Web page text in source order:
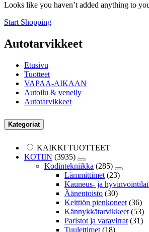
Looks like you haven’t added anything to
Start Shopping
Autotarvikkeet
Etusivu
Tuotteet
VAPAA-AIKAAN
Autoilu & veneily
Autotarvikkeet
Kategoriat
KAIKKI TUOTTEET
KOTIIN (3935)
Kodintekniikka (285)
Lämmittimet (23)
Kauneus- ja
Äänentoisto (30)
Keittiön pienkoneet (36)
Kännykkätarvikkeet (53)
Paristot ja varavirrat (31)
Tuulettimet (18)